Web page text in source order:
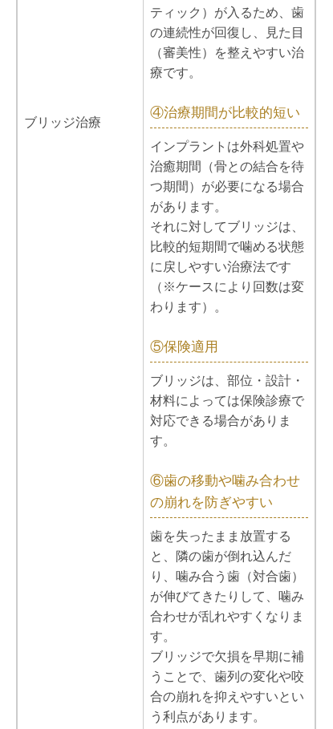
ブリッジ治療
ティック）が入るため、歯
の連続性が回復し、見た目
（審美性）を整えやすい治
療です。
④治療期間が比較的短い
インプラントは外科処置や
治癒期間（骨との結合を待
つ期間）が必要になる場合
があります。
それに対してブリッジは、
比較的短期間で噛める状態
に戻しやすい治療法です
（※ケースにより回数は変
わります）。
⑤保険適用
ブリッジは、部位・設計・
材料によっては保険診療で
対応できる場合がありま
す。
⑥歯の移動や噛み合わせ
の崩れを防ぎやすい
歯を失ったまま放置する
と、隣の歯が倒れ込んだ
り、噛み合う歯（対合歯）
が伸びてきたりして、噛み
合わせが乱れやすくなりま
す。
ブリッジで欠損を早期に補
うことで、歯列の変化や咬
合の崩れを抑えやすいとい
う利点があります。